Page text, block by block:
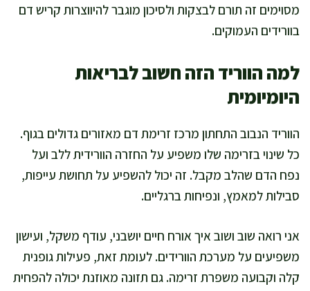
מסוימים זה תורם לבצקות ולסיכון מוגבר להיווצרות קריש דם
בוורידים העמוקים.
למה הווריד הזה חשוב לבריאות
היומיומית
הווריד הנבוב התחתון מרכז זרימת דם מאזורים גדולים בגוף.
כל שינוי בזרימה שלו משפיע על החזרה הוורידית ללב ועל
נפח הדם שהלב מקבל. זה יכול להשפיע על תחושת עייפות,
סבילות למאמץ, ונפיחות ברגליים.
אני רואה שוב ושוב איך אורח חיים יושבני, עודף משקל, ועישון
משפיעים על מערכת הוורידים. לעומת זאת, פעילות גופנית
קלה וקבועה משפרת זרימה. גם תזונה מאוזנת יכולה להפחית